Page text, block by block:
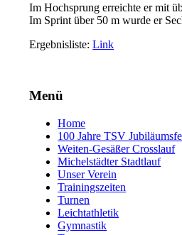
Im Hochsprung erreichte er mit
Im Sprint über 50 m wurde er
Ergebnisliste:Link
Menü
Home
100 Jahre TSV
Weiten-Gesäßer Crosslauf
Michelstädter Stadtlauf
Unser Verein
Trainingszeiten
Turnen
Leichtathletik
Gymnastik